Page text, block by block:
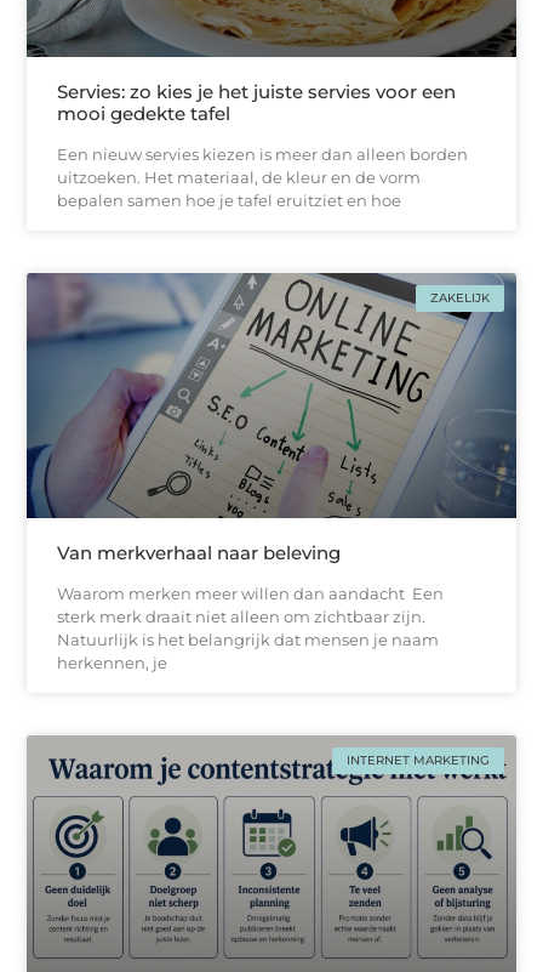
Servies: zo kies je het juiste servies voor een
mooi gedekte tafel
Een nieuw servies kiezen is meer dan alleen borden
uitzoeken. Het materiaal, de kleur en de vorm
bepalen samen hoe je tafel eruitziet en hoe
ZAKELIJK
Van merkverhaal naar beleving
Waarom merken meer willen dan aandacht Een
sterk merk draait niet alleen om zichtbaar zijn.
Natuurlijk is het belangrijk dat mensen je naam
herkennen, je
INTERNET MARKETING